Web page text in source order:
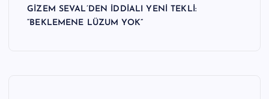
GİZEM SEVAL’DEN İDDİALI YENİ TEKLİ:
“BEKLEMENE LÜZUM YOK”